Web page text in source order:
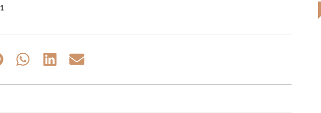
Share
Share
Share